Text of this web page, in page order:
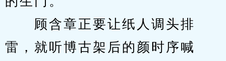
顾含章正要让纸人调头排
雷，就听博古架后的颜时序喊